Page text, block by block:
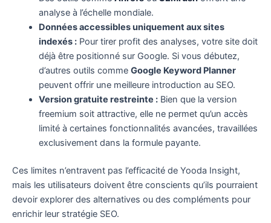
analyse à l’échelle mondiale.
Données accessibles uniquement aux sites
indexés :Pour tirer profit des analyses, votre site doit
déjà être positionné sur Google. Si vous débutez,
d’autres outils comme Google Keyword Planner
peuvent offrir une meilleure introduction au SEO.
Version gratuite restreinte :Bien que la version
freemium soit attractive, elle ne permet qu’un accès
limité à certaines fonctionnalités avancées, travaillées
exclusivement dans la formule payante.
Ces limites n’entravent pas l’efficacité de Yooda Insight,
mais les utilisateurs doivent être conscients qu’ils pourraient
devoir explorer des alternatives ou des compléments pour
enrichir leur stratégie SEO.